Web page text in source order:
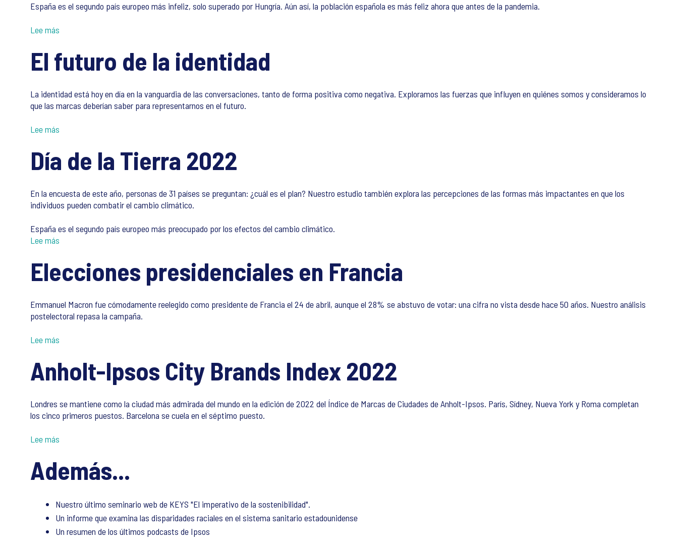
España es el segundo país europeo más infeliz, solo superado por Hungría. Aún así, la población española es más feliz ahora que antes de la pandemia.
Lee más
El futuro de la identidad
La identidad está hoy en día en la vanguardia de las conversaciones, tanto de forma positiva como negativa. Exploramos las fuerzas que influyen en quiénes somos y consideramos lo
que las marcas deberían saber para representarnos en el futuro.
Lee más
Día de la Tierra 2022
En la encuesta de este año, personas de 31 países se preguntan: ¿cuál es el plan? Nuestro estudio también explora las percepciones de las formas más impactantes en que los
individuos pueden combatir el cambio climático.
España es el segundo país europeo más preocupado por los efectos del cambio climático.
Lee más
Elecciones presidenciales en Francia
Emmanuel Macron fue cómodamente reelegido como presidente de Francia el 24 de abril, aunque el 28% se abstuvo de votar: una cifra no vista desde hace 50 años. Nuestro análisis
postelectoral repasa la campaña.
Lee más
Anholt-Ipsos City Brands Index 2022
Londres se mantiene como la ciudad más admirada del mundo en la edición de 2022 del Índice de Marcas de Ciudades de Anholt-Ipsos. París, Sídney, Nueva York y Roma completan
los cinco primeros puestos. Barcelona se cuela en el séptimo puesto.
Lee más
Además...
Nuestro último seminario web de KEYS "El imperativo de la sostenibilidad".
Un informe que examina las disparidades raciales en el sistema sanitario estadounidense
Un resumen de los últimos podcasts de Ipsos